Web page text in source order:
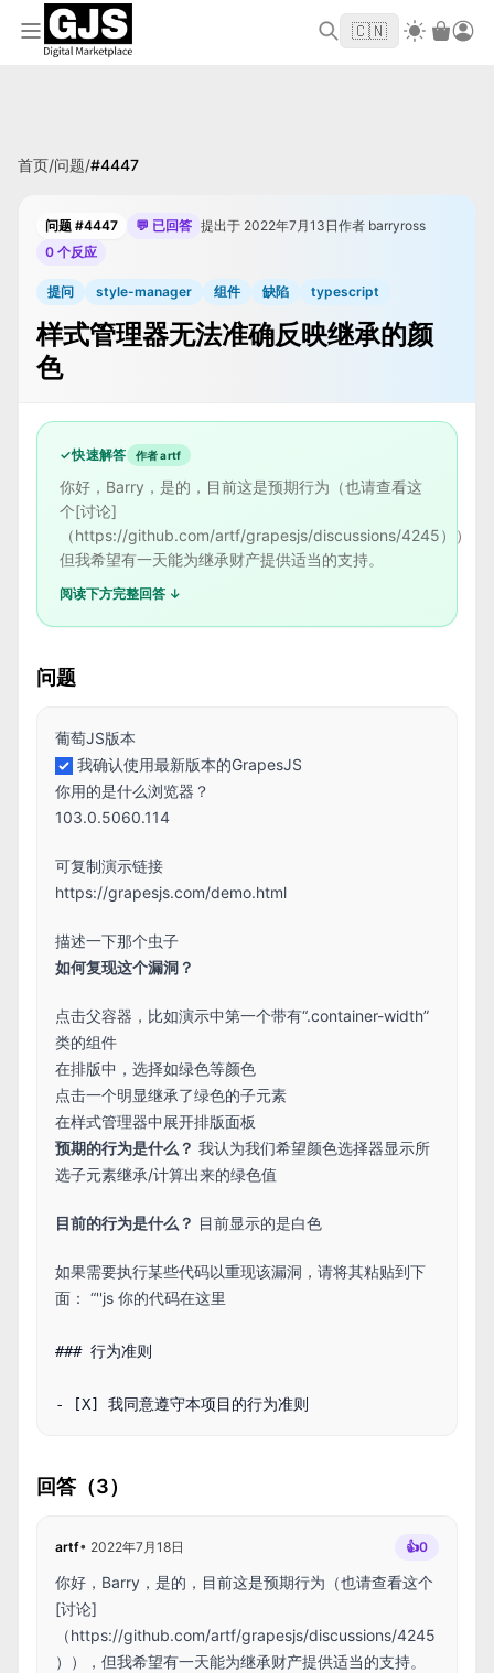
欢迎来到 GJS.MARKET！使用优惠码 WELCOME2026
首单立
🇨🇳
首页/问题/#4447
问题 #4447 💬 已回答 提出于 2022年7月13日作者 barryross
0 个反应
提问 style-manager 组件 缺陷 typescript
样式管理器无法准确反映继承的颜
色
✓快速解答 作者 artf
你好，Barry，是的，目前这是预期行为（也请查看这
个[讨论]
（https://github.com/artf/grapesjs/discussions/4245）），
但我希望有一天能为继承财产提供适当的支持。
阅读下方完整回答 ↓
问题
葡萄JS版本
我确认使用最新版本的GrapesJS
你用的是什么浏览器？
103.0.5060.114
可复制演示链接
https://grapesjs.com/demo.html
描述一下那个虫子
如何复现这个漏洞？
点击父容器，比如演示中第一个带有“.container-width”
类的组件
在排版中，选择如绿色等颜色
点击一个明显继承了绿色的子元素
在样式管理器中展开排版面板
预期的行为是什么？ 我认为我们希望颜色选择器显示所
选子元素继承/计算出来的绿色值
目前的行为是什么？ 目前显示的是白色
如果需要执行某些代码以重现该漏洞，请将其粘贴到下
面： “''js 你的代码在这里
### 行为准则
回答（3）
artf• 2022年7月18日 👍0
你好，Barry，是的，目前这是预期行为（也请查看这个
[讨论]
（https://github.com/artf/grapesjs/discussions/4245
）），但我希望有一天能为继承财产提供适当的支持。